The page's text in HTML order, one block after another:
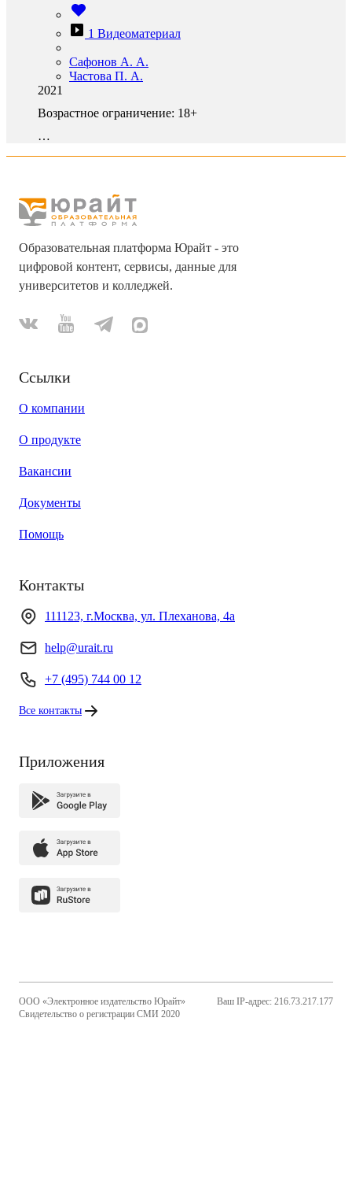
1 Видеоматериал
Сафонов А. А.
Частова П. А.
2021
Возрастное ограничение: 18+
…
Образовательная платформа Юрайт - это
цифровой контент, сервисы, данные для
университетов и колледжей.
Ссылки
О компании
О продукте
Вакансии
Документы
Помощь
Контакты
111123, г.Москва, ул. Плеханова, 4а
help@urait.ru
+7 (495) 744 00 12
Все контакты
Приложения
ООО «Электронное издательство Юрайт»
Свидетельство о регистрации СМИ 2020
Ваш IP-адрес: 216.73.217.177